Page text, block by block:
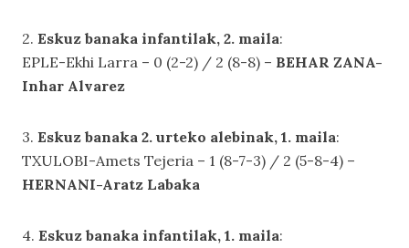
2. Eskuz banaka infantilak, 2. maila:
EPLE-Ekhi Larra – 0 (2-2) / 2 (8-8) – BEHAR ZANA-
Inhar Alvarez
3. Eskuz banaka 2. urteko alebinak, 1. maila:
TXULOBI-Amets Tejeria – 1 (8-7-3) / 2 (5-8-4) –
HERNANI-Aratz Labaka
4. Eskuz banaka infantilak, 1. maila: